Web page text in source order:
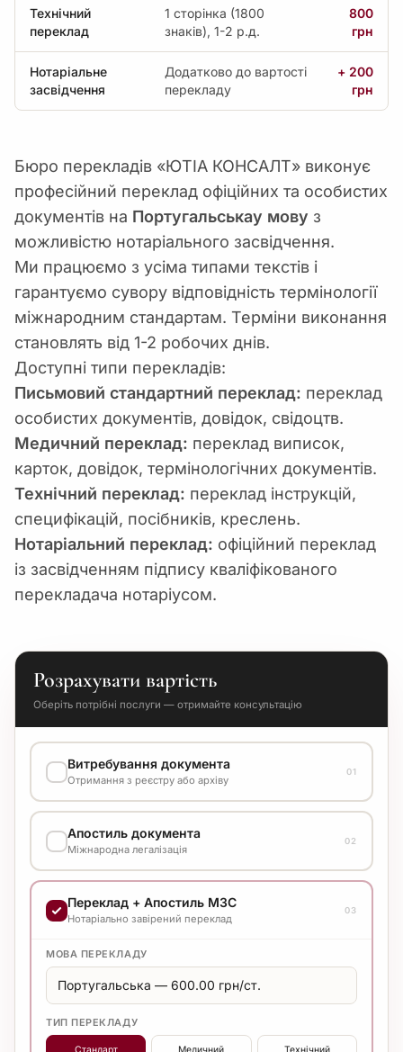
Технічний
переклад
1 сторінка (1800
знаків), 1-2 р.д.
800
грн
Нотаріальне
засвідчення
Додатково до вартості
перекладу
+ 200
грн
Бюро перекладів «ЮТІА КОНСАЛТ» виконує
професійний переклад офіційних та особистих
документів на Португальськау мову з
можливістю нотаріального засвідчення.
Ми працюємо з усіма типами текстів і
гарантуємо сувору відповідність термінології
міжнародним стандартам. Терміни виконання
становлять від 1-2 робочих днів.
Доступні типи перекладів:
Письмовий стандартний переклад: переклад
особистих документів, довідок, свідоцтв.
Медичний переклад: переклад виписок,
карток, довідок, термінологічних документів.
Технічний переклад: переклад інструкцій,
специфікацій, посібників, креслень.
Нотаріальний переклад: офіційний переклад
із засвідченням підпису кваліфікованого
перекладача нотаріусом.
Розрахувати вартість
Оберіть потрібні послуги — отримайте консультацію
Витребування документа
Отримання з реєстру або архіву
01
ВАРІАНТ ВИКОНАННЯ
Уточнюйте вартість у менеджера
Апостиль документа
Міжнародна легалізація
02
ВАРІАНТ ВИКОНАННЯ
Уточнюйте вартість у менеджера
Переклад + Апостиль МЗС
Нотаріально завірений переклад
03
МОВА ПЕРЕКЛАДУ
ТИП ПЕРЕКЛАДУ